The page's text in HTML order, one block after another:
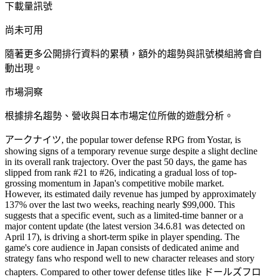
下載量訊號
尚未可用
隨著更多公開排行資料的累積，額外的趨勢與訊號模組將會自
動出現。
市場洞察
根據排名趨勢、營收與日本市場定位所做的遊戲分析。
アークナイツ, the popular tower defense RPG from Yostar, is
showing signs of a temporary revenue surge despite a slight decline
in its overall rank trajectory. Over the past 50 days, the game has
slipped from rank #21 to #26, indicating a gradual loss of top-
grossing momentum in Japan's competitive mobile market.
However, its estimated daily revenue has jumped by approximately
137% over the last two weeks, reaching nearly $99,000. This
suggests that a specific event, such as a limited-time banner or a
major content update (the latest version 34.6.81 was detected on
April 17), is driving a short-term spike in player spending. The
game's core audience in Japan consists of dedicated anime and
strategy fans who respond well to new character releases and story
chapters. Compared to other tower defense titles like ドールズフロ